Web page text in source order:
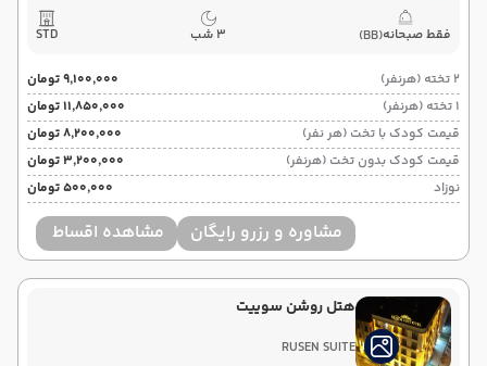
فقط صبحانه(BB) 3 شب STD
2 تخته (هرنفر)
۹٬۱۰۰٬۰۰۰ تومان
1 تخته (هرنفر)
۱۱٬۸۵۰٬۰۰۰ تومان
قیمت کودک با تخت (هر نفر)
۸٬۲۰۰٬۰۰۰ تومان
قیمت کودک بدون تخت (هرنفر)
۳٬۲۰۰٬۰۰۰ تومان
نوزاد
۵۰۰٬۰۰۰ تومان
مشاوره و رزرو رایگان مشاهده اقساط
هتل روشن سوییت
RUSEN SUITE